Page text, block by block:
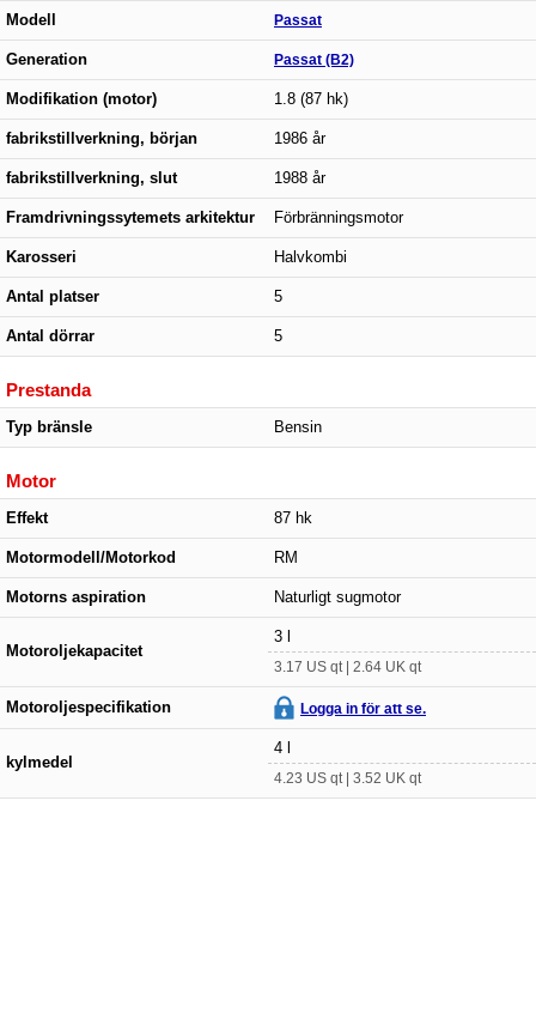
Modell Passat
Generation Passat (B2)
Modifikation (motor) 1.8 (87 hk)
fabrikstillverkning, början 1986 år
fabrikstillverkning, slut 1988 år
Framdrivningssytemets arkitektur Förbränningsmotor
Karosseri Halvkombi
Antal platser 5
Antal dörrar 5
Prestanda
Typ bränsle Bensin
Motor
Effekt 87 hk
Motormodell/Motorkod RM
Motorns aspiration Naturligt sugmotor
Motoroljekapacitet
3 l
3.17 US qt | 2.64 UK qt
Motoroljespecifikation Logga in för att se.
kylmedel
4 l
4.23 US qt | 3.52 UK qt